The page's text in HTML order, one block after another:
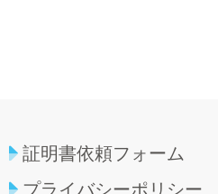
証明書依頼フォーム
プライバシーポリシー